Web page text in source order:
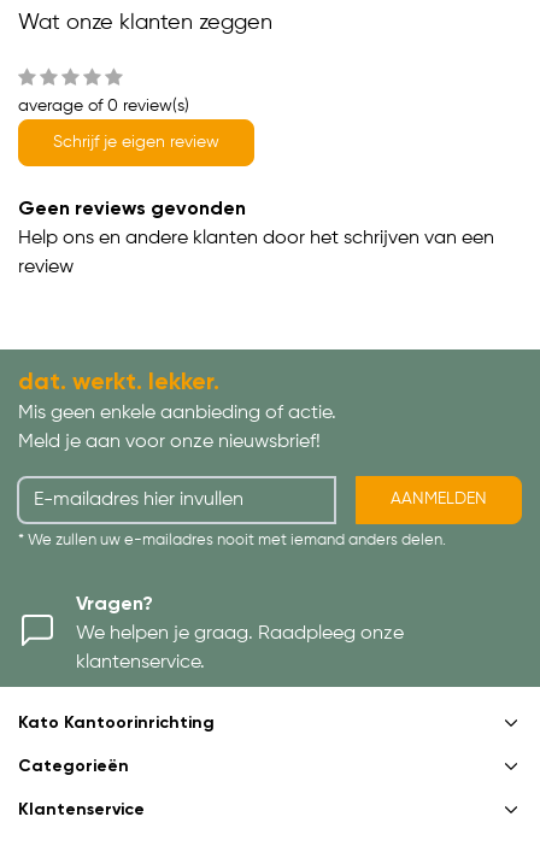
Wat onze klanten zeggen
average of 0 review(s)
Schrijf je eigen review
Geen reviews gevonden
Help ons en andere klanten door het schrijven van een
review
dat. werkt. lekker.
Mis geen enkele aanbieding of actie.
Meld je aan voor onze nieuwsbrief!
AANMELDEN
* We zullen uw e-mailadres nooit met iemand anders delen.
Vragen?
We helpen je graag. Raadpleeg onze
klantenservice.
Kato Kantoorinrichting
Categorieën
Klantenservice